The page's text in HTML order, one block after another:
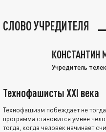
СЛОВО УЧРЕДИТЕЛЯ
КОНСТАНТИН
Учредитель
Технофашисты XXI века
Технофашизм побеждает не
программа становится умнее
тогда, когда человек начинает